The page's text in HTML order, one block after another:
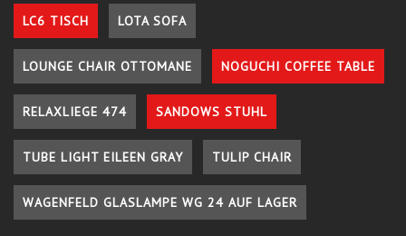
LC6 TISCH LOTA SOFA
LOUNGE CHAIR OTTOMANE NOGUCHI COFFEE TABLE
RELAXLIEGE 474 SANDOWS STUHL
TUBE LIGHT EILEEN GRAY TULIP CHAIR
WAGENFELD GLASLAMPE WG 24 AUF LAGER